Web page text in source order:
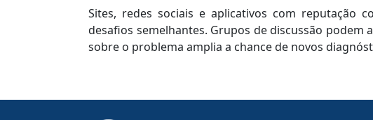
Sites, redes sociais e aplicativos com reputação
desafios semelhantes. Grupos de discussão
sobre o problema amplia a chance de novos